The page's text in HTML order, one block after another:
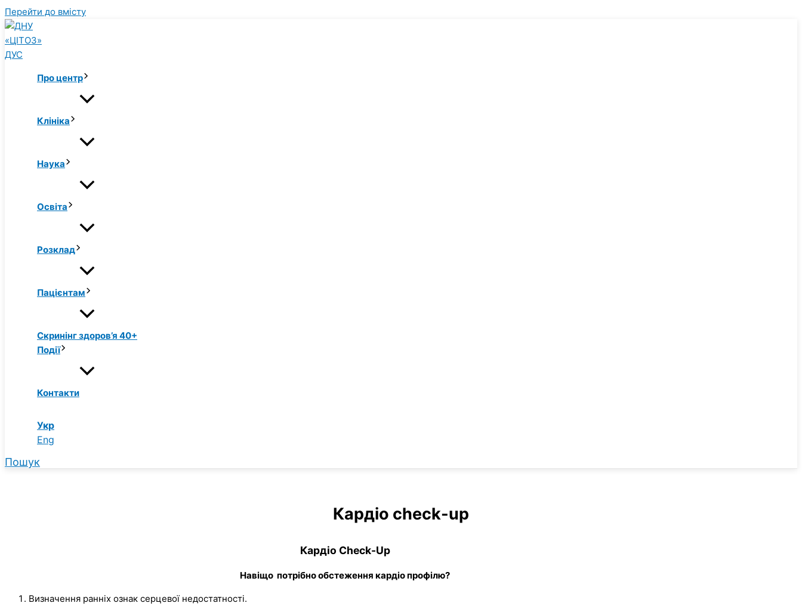
Перейти до вмісту
Про центр
Клініка
Наука
Освіта
Розклад
Пацієнтам
Скринінг здоров’я 40+
Події
Контакти
Укр
Eng
Пошук
Кардіо check-up
Кардіо Check-Up
Навіщо потрібно обстеження кардіо профілю?
Визначення ранніх ознак серцевої недостатності.